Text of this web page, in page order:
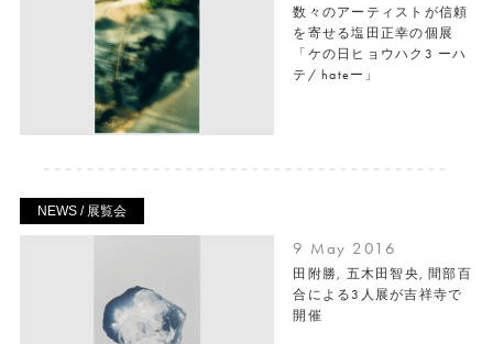
数々のアーティストが信頼
を寄せる塩田正幸の個展
「ケの日ヒョウハク3 ーハ
テ/ hateー」
NEWS / 展覧会
9 May 2016
田附勝, 五木田智央, 間部百
合による3人展が吉祥寺で
開催